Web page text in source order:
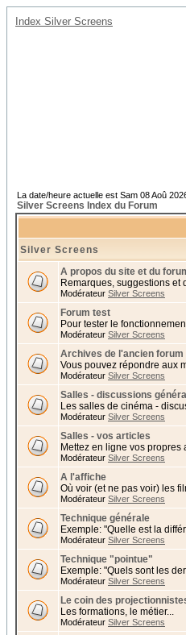
Index Silver Screens
La date/heure actuelle est Sam 08 Aoû
Silver Screens Index du Forum
Silver Screens
A propos du site et du
Remarques, suggestions et
Modérateur Silver Screens
Forum test
Pour tester le
Modérateur Silver Screens
Archives de l'ancien forum
Vous pouvez répondre aux
Modérateur Silver Screens
Salles - discussions
Les salles de cinéma -
Modérateur Silver Screens
Salles - vos articles
Mettez en ligne vos
Modérateur Silver Screens
A l'affiche
Où voir (et ne pas voir) les
Modérateur Silver Screens
Technique générale
Exemple: "Quelle est la
Modérateur Silver Screens
Technique "pointue"
Exemple: "Quels sont les
Modérateur Silver Screens
Le coin des
Les formations, le métier...
Modérateur Silver Screens